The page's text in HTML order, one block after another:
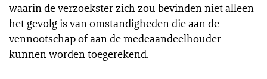
waarin de verzoekster zich zou bevinden niet alleen
het gevolg is van omstandigheden die aan de
vennootschap of aan de medeaandeelhouder
kunnen worden toegerekend.